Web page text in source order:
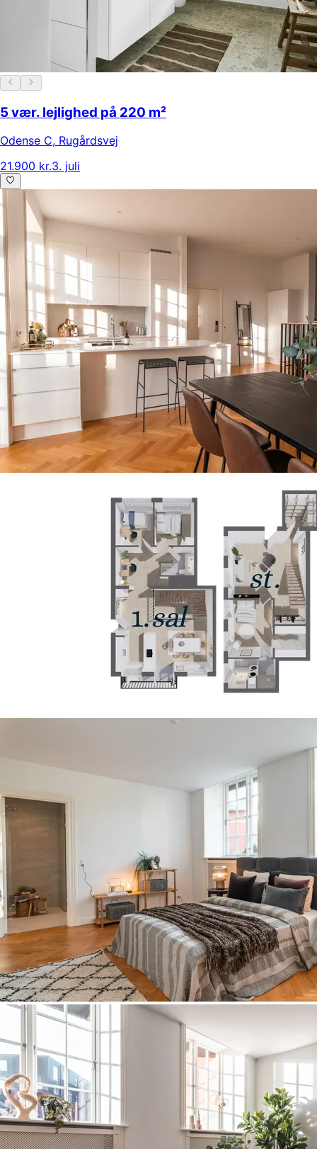
5 vær. lejlighed på 220 m²
Odense C, Rugårdsvej
21.900 kr.3. juli